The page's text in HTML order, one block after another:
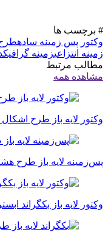
# برچسب ها
وکتور پس زمینه سادهطرح
زمینه انتزاعیزمینه گرافیک
مطالب مرتبط
مشاهده همه
وکتور لایه باز طرح
پس‌زمینه لایه باز طرح
وکتور لایه باز بکگراند